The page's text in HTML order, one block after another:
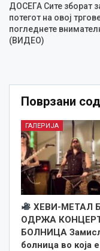
ДОСЕГА Сите зборат
потегот на овој
погледнете
(ВИДЕО)
Поврзани
ГАЛЕРИЈА
ХЕВИ-МЕТАЛ
ОДРЖА
БОЛНИЦА
болница во која е